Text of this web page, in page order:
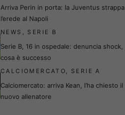
Arriva Perin in porta: la Juventus strappa
l’erede al Napoli
NEWS , SERIE B
Serie B, 16 in ospedale: denuncia shock,
cosa è successo
CALCIOMERCATO, SERIE A
Calciomercato: arriva Kean, l’ha chiesto il
nuovo allenatore